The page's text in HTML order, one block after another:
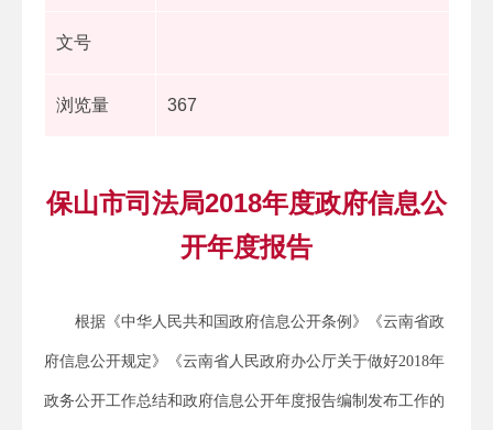
文号
浏览量 367
保山市司法局2018年度政府信息公
开年度报告
根据《中华人民共和国政府信息公开条例》《云南省政
府信息公开规定》《云南省人民政府办公厅关于做好2018年
政务公开工作总结和政府信息公开年度报告编制发布工作的